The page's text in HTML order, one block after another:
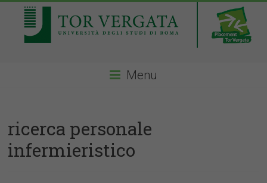
Menu
ricerca personale
infermieristico